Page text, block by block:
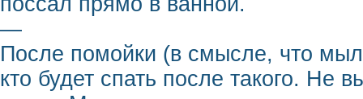
—
После помойки (в смысле, что
кто будет спать после такого.